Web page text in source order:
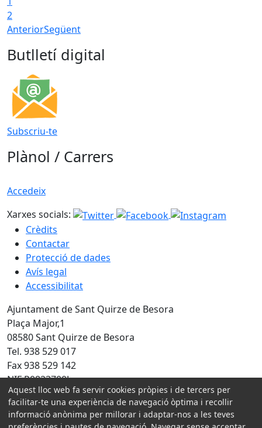
2
AnteriorSegüent
Butlletí digital
Subscriu-te
Plànol / Carrers
Accedeix
Xarxes socials:
Crèdits
Contactar
Protecció de dades
Avís legal
Accessibilitat
Ajuntament de Sant Quirze de Besora
Plaça Major,1
08580 Sant Quirze de Besora
Tel. 938 529 017
Fax 938 529 142
NIF P0823700J
Amb la col·laboració de:
Aquest lloc web fa servir cookies pròpies i de tercers per
facilitar-te una experiència de navegació òptima i recollir
informació anònima per millorar i adaptar-nos a les teves